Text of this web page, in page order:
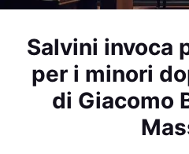
Salvini invoca
per i minori
di Giacomo